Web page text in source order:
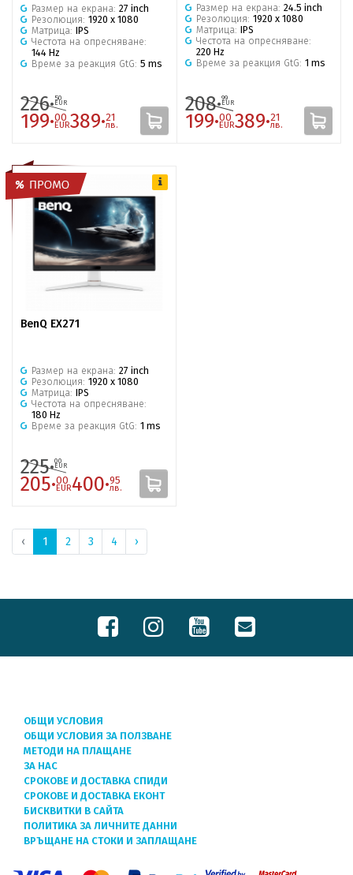
Размер на екрана: 27 inch
Резолюция: 1920 x 1080
Матрица: IPS
Честота на опресняване:
144 Hz
Време за реакция GtG: 5 ms
226·50
EUR
199·00
EUR389·21
лв.
Размер на екрана: 24.5 inch
Резолюция: 1920 x 1080
Матрица: IPS
Честота на опресняване:
220 Hz
Време за реакция GtG: 1 ms
208·99
EUR
199·00
EUR389·21
лв.
BenQ EX271
Размер на екрана: 27 inch
Резолюция: 1920 x 1080
Матрица: IPS
Честота на опресняване:
180 Hz
Време за реакция GtG: 1 ms
225·00
EUR
205·00
EUR400·95
лв.
‹ 1 2 3 4 ›
ОБЩИ УСЛОВИЯ
ОБЩИ УСЛОВИЯ ЗА ПОЛЗВАНЕ
МЕТОДИ НА ПЛАЩАНЕ
ЗА НАС
СРОКОВЕ И ДОСТАВКА СПИДИ
СРОКОВЕ И ДОСТАВКА ЕКОНТ
БИСКВИТКИ В САЙТА
ПОЛИТИКА ЗА ЛИЧНИТЕ ДАННИ
ВРЪЩАНЕ НА СТОКИ И ЗАПЛАЩАНЕ